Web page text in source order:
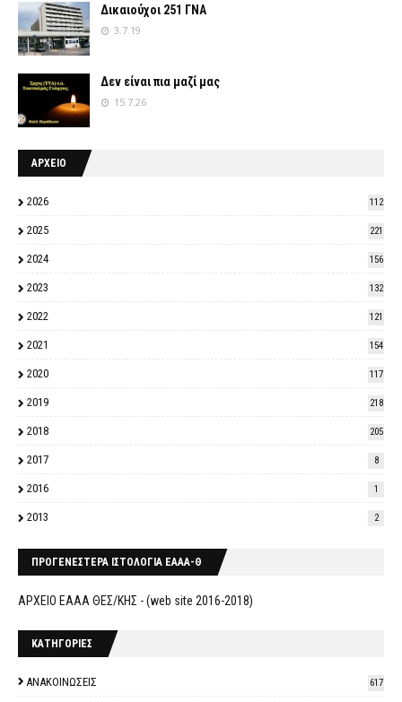
Δικαιούχοι 251 ΓΝΑ
3.7.19
Δεν είναι πια μαζί μας
15.7.26
ΑΡΧΕΙΟ
2026 112
2025 221
2024 156
2023 132
2022 121
2021 154
2020 117
2019 218
2018 205
2017 8
2016 1
2013 2
ΠΡΟΓΕΝΕΣΤΕΡΑ ΙΣΤΟΛΟΓΙΑ ΕΑΑΑ-Θ
ΑΡΧΕΙΟ ΕΑΑΑ ΘΕΣ/ΚΗΣ - (web site 2016-2018)
ΚΑΤΗΓΟΡΙΕΣ
ΑΝΑΚΟΙΝΩΣΕΙΣ 617